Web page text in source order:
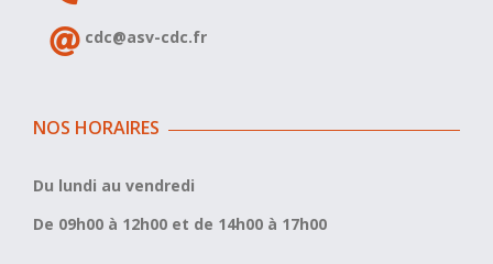
cdc@asv-cdc.fr
NOS HORAIRES
Du lundi au vendredi
De 09h00 à 12h00 et de 14h00 à 17h00